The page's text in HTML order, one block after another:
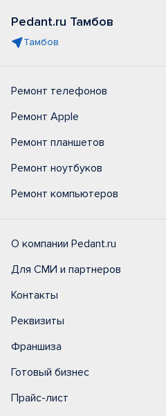
Pedant.ru Тамбов
Тамбов
Ремонт телефонов
Ремонт Apple
Ремонт планшетов
Ремонт ноутбуков
Ремонт компьютеров
О компании Pedant.ru
Для СМИ и партнеров
Контакты
Реквизиты
Франшиза
Готовый бизнес
Прайс-лист